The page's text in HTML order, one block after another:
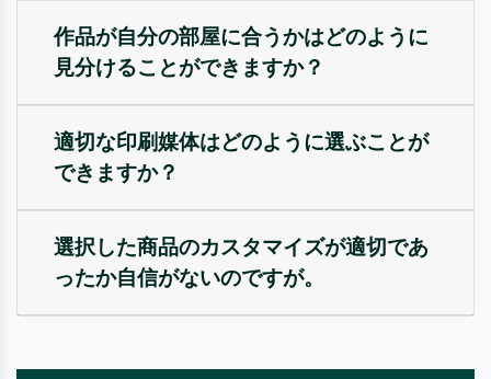
作品が自分の部屋に合うかはどのように
見分けることができますか？
適切な印刷媒体はどのように選ぶことが
できますか？
選択した商品のカスタマイズが適切であ
ったか自信がないのですが。